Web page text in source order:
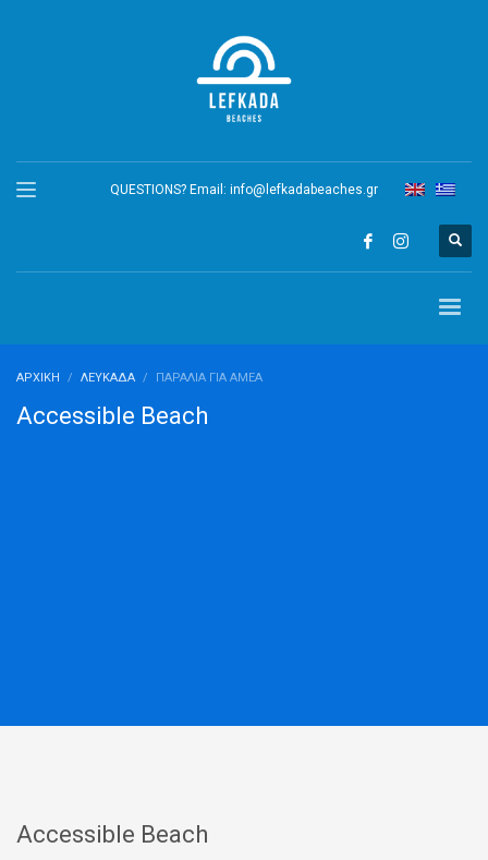
QUESTIONS? Email: info@lefkadabeaches.gr
ΑΡΧΙΚΉ ΛΕΥΚΆΔΑ ΠΑΡΑΛΊΑ ΓΙΑ ΑΜΕΑ
Accessible Beach
Accessible Beach